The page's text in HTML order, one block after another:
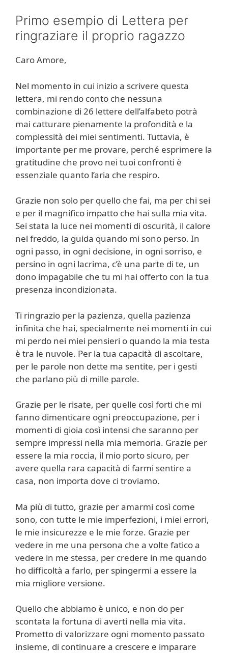
Primo esempio di Lettera per
ringraziare il proprio ragazzo
Caro Amore,
Nel momento in cui inizio a scrivere questa
lettera, mi rendo conto che nessuna
combinazione di 26 lettere dell’alfabeto potrà
mai catturare pienamente la profondità e la
complessità dei miei sentimenti. Tuttavia, è
importante per me provare, perché esprimere la
gratitudine che provo nei tuoi confronti è
essenziale quanto l’aria che respiro.
Grazie non solo per quello che fai, ma per chi sei
e per il magnifico impatto che hai sulla mia vita.
Sei stata la luce nei momenti di oscurità, il calore
nel freddo, la guida quando mi sono perso. In
ogni passo, in ogni decisione, in ogni sorriso, e
persino in ogni lacrima, c’è una parte di te, un
dono impagabile che tu mi hai offerto con la tua
presenza incondizionata.
Ti ringrazio per la pazienza, quella pazienza
infinita che hai, specialmente nei momenti in cui
mi perdo nei miei pensieri o quando la mia testa
è tra le nuvole. Per la tua capacità di ascoltare,
per le parole non dette ma sentite, per i gesti
che parlano più di mille parole.
Grazie per le risate, per quelle così forti che mi
fanno dimenticare ogni preoccupazione, per i
momenti di gioia così intensi che saranno per
sempre impressi nella mia memoria. Grazie per
essere la mia roccia, il mio porto sicuro, per
avere quella rara capacità di farmi sentire a
casa, non importa dove ci troviamo.
Ma più di tutto, grazie per amarmi così come
sono, con tutte le mie imperfezioni, i miei errori,
le mie insicurezze e le mie forze. Grazie per
vedere in me una persona che a volte fatico a
vedere in me stessa, per credere in me quando
ho difficoltà a farlo, per spingermi a essere la
mia migliore versione.
Quello che abbiamo è unico, e non do per
scontata la fortuna di averti nella mia vita.
Prometto di valorizzare ogni momento passato
insieme, di continuare a crescere e imparare